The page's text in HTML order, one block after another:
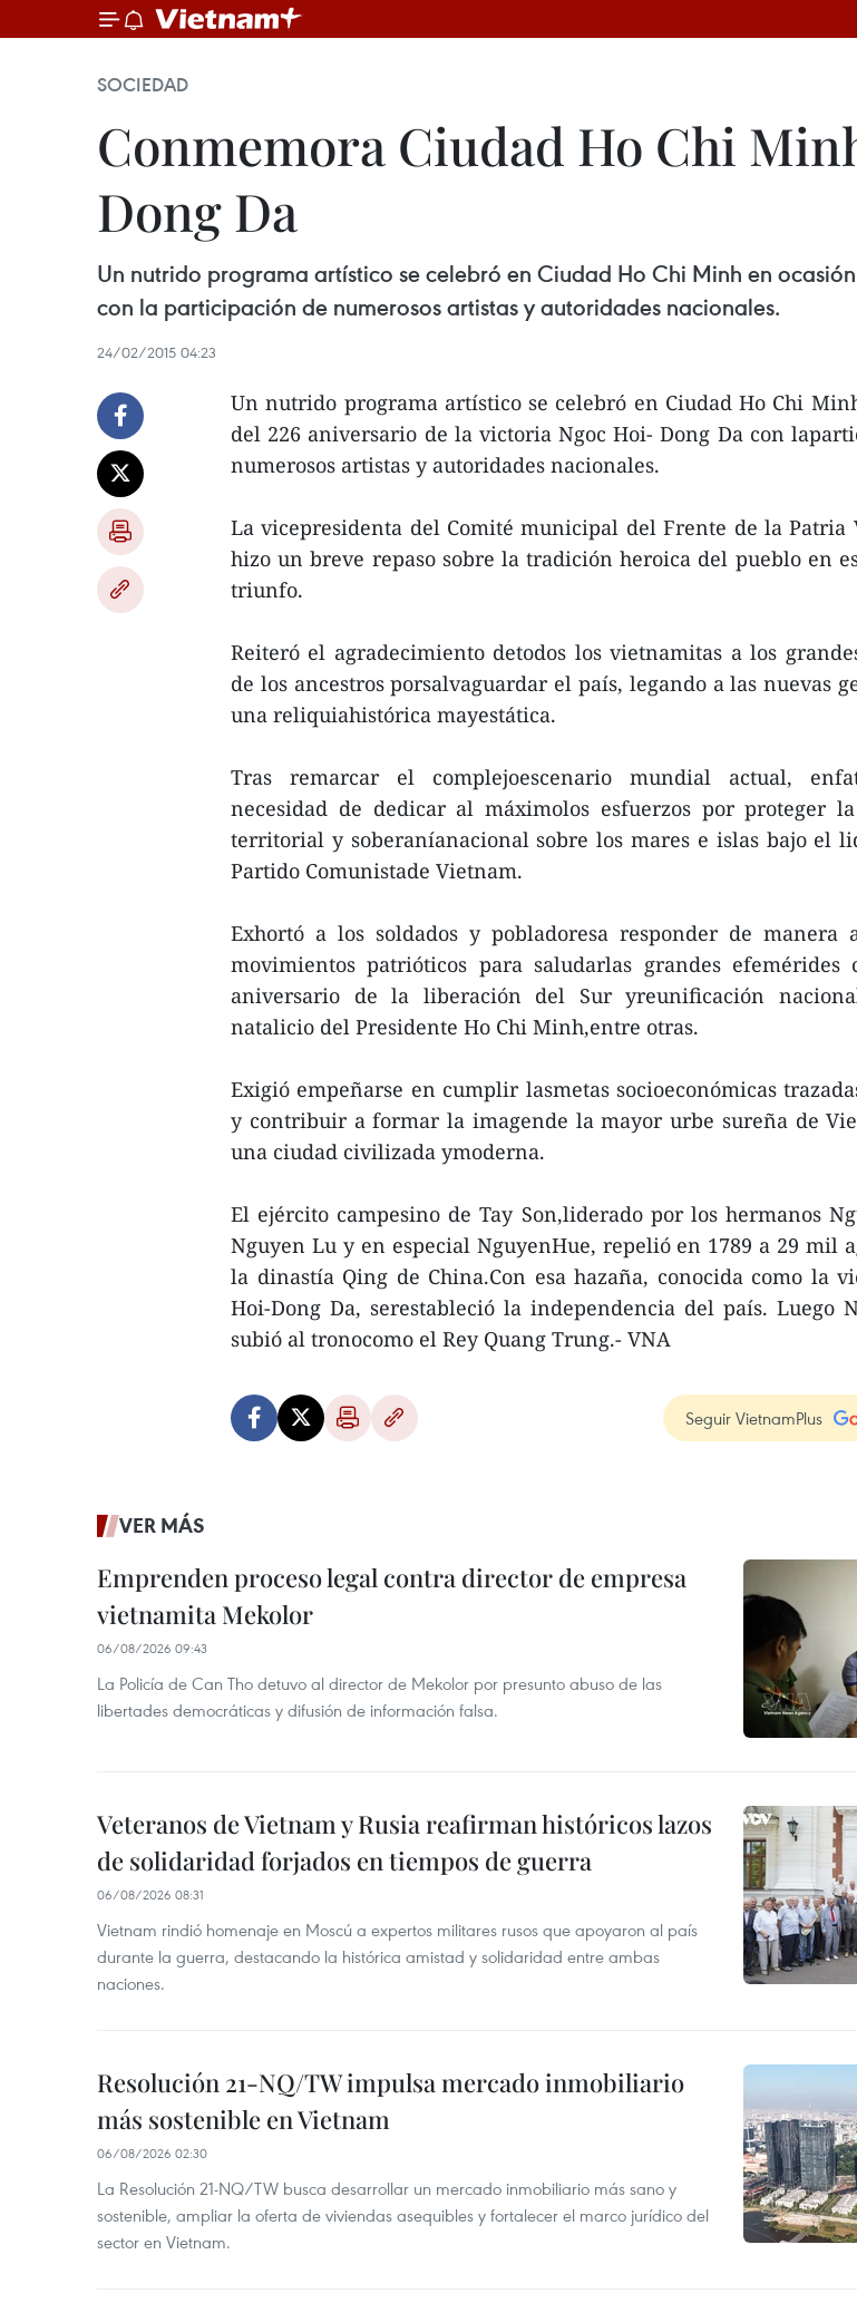
SOCIEDAD
Conmemora Ciudad Ho Chi
Dong Da
Un nutrido programa artístico se celebró en Ciudad Ho Chi Minh en
con la participación de numerosos artistas y autoridades nacionales.
24/02/2015 04:23
Un nutrido programa artístico se celebró en Ciudad Ho Chi
del 226 aniversario de la victoria Ngoc Hoi- Dong Da con
numerosos artistas y autoridades nacionales.
La vicepresidenta del Comité municipal del Frente de la Patria
hizo un breve repaso sobre la tradición heroica del pueblo en
triunfo.
Reiteró el agradecimiento detodos los vietnamitas a los
de los ancestros porsalvaguardar el país, legando a las nuevas
una reliquiahistórica mayestática.
Tras remarcar el complejoescenario mundial actual,
necesidad de dedicar al máximolos esfuerzos por proteger
territorial y soberaníanacional sobre los mares e islas bajo el
Partido Comunistade Vietnam.
Exhortó a los soldados y pobladoresa responder de manera
movimientos patrióticos para saludarlas grandes efemérides
aniversario de la liberación del Sur yreunificación
natalicio del Presidente Ho Chi Minh,entre otras.
Exigió empeñarse en cumplir lasmetas socioeconómicas
y contribuir a formar la imagende la mayor urbe sureña de
una ciudad civilizada ymoderna.
El ejército campesino de Tay Son,liderado por los hermanos
Nguyen Lu y en especial NguyenHue, repelió en 1789 a 29 mil
la dinastía Qing de China.Con esa hazaña, conocida como la
Hoi-Dong Da, serestableció la independencia del país. Luego
subió al tronocomo el Rey Quang Trung.- VNA
Seguir VietnamPlus
VER MÁS
Emprenden proceso legal contra director de empresa
vietnamita Mekolor
06/08/2026 09:43
La Policía de Can Tho detuvo al director de Mekolor por presunto abuso de las
libertades democráticas y difusión de información falsa.
Veteranos de Vietnam y Rusia reafirman históricos lazos
de solidaridad forjados en tiempos de guerra
06/08/2026 08:31
Vietnam rindió homenaje en Moscú a expertos militares rusos que apoyaron al país
durante la guerra, destacando la histórica amistad y solidaridad entre ambas
naciones.
Resolución 21-NQ/TW impulsa mercado inmobiliario
más sostenible en Vietnam
06/08/2026 02:30
La Resolución 21-NQ/TW busca desarrollar un mercado inmobiliario más sano y
sostenible, ampliar la oferta de viviendas asequibles y fortalecer el marco jurídico del
sector en Vietnam.